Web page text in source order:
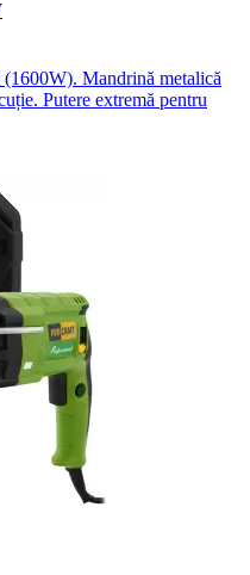
Mandrină metalică
Putere extremă pentru